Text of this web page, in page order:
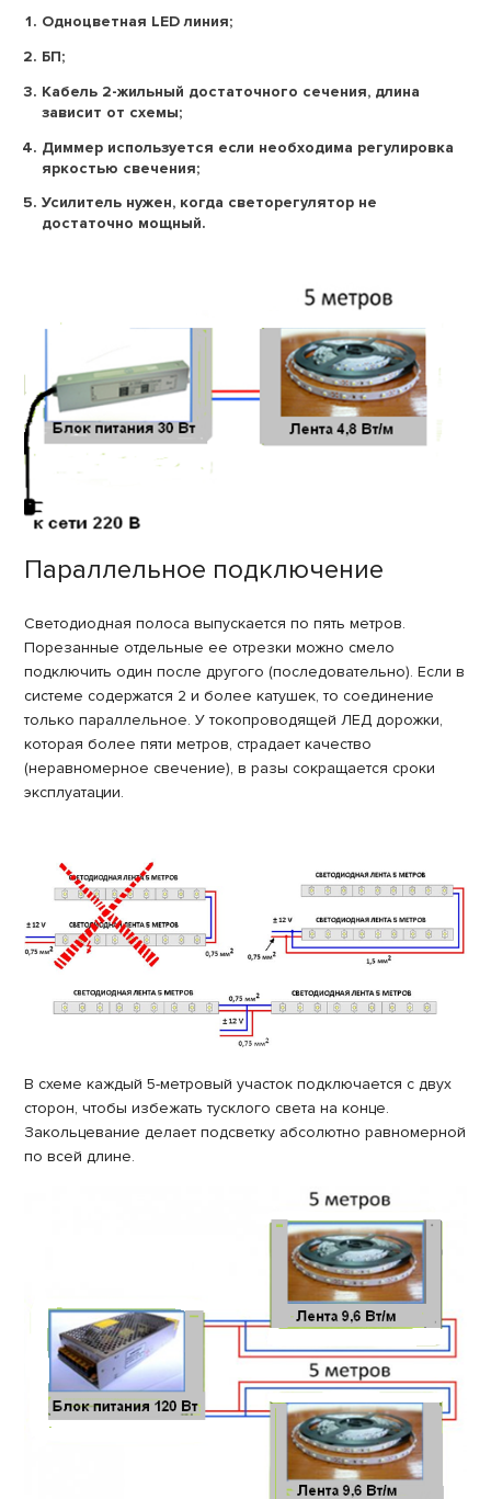
Одноцветная LED линия;
БП;
Кабель 2-жильный достаточного сечения, длина
зависит от схемы;
Диммер используется если необходима регулировка
яркостью свечения;
Усилитель нужен, когда светорегулятор не
достаточно мощный.
Параллельное подключение
Светодиодная полоса выпускается по пять метров.
Порезанные отдельные ее отрезки можно смело
подключить один после другого (последовательно). Если в
системе содержатся 2 и более катушек, то соединение
только параллельное. У токопроводящей ЛЕД дорожки,
которая более пяти метров, страдает качество
(неравномерное свечение), в разы сокращается сроки
эксплуатации.
В схеме каждый 5-метровый участок подключается с двух
сторон, чтобы избежать тусклого света на конце.
Закольцевание делает подсветку абсолютно равномерной
по всей длине.